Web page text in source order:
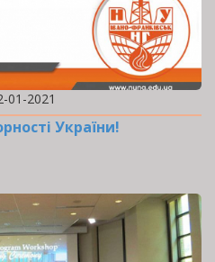
01-2021
України!